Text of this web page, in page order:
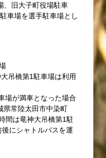
、旧大子町役場駐車
車場を選手駐車場とし
吊橋第1駐車場は利用
場が満車となった場合
県常陸太田市中染町
間は竜神大吊橋第1駐
にシャトルバスを運